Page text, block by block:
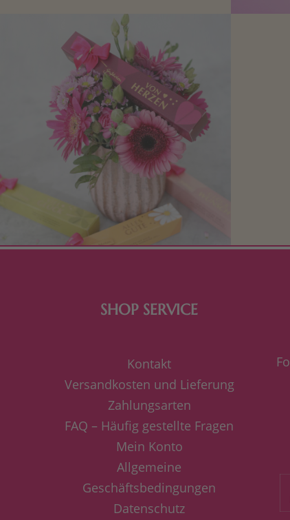
SHOP SERVICE
Kontakt
Versandkosten und Lieferung
Zahlungsarten
FAQ – Häufig gestellte Fragen
Mein Konto
Allgemeine
Geschäftsbedingungen
Datenschutz